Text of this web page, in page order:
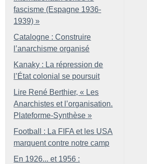
fascisme (Espagne 1936-
1939) »
Catalogne : Construire
l’anarchisme organisé
Kanaky : La répression de
l’État colonial se poursuit
Lire René Berthier, « Les
Anarchistes et l’organisation.
Plateforme-Synthèse »
Football : La FIFA et les USA
marquent contre notre camp
En 1926... et 1956 :